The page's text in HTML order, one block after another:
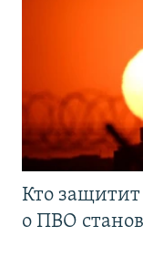
Кто защитит
о ПВО